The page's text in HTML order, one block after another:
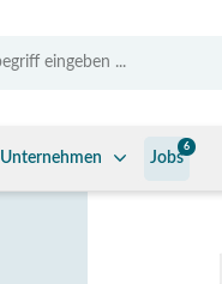
Unternehmen Jobs
6